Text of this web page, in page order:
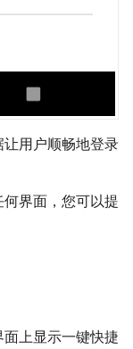
用户顺畅地登录
界面，您可以提
上显示一键快捷